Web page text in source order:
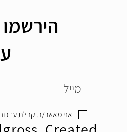
אני מאשר/ת קבלת